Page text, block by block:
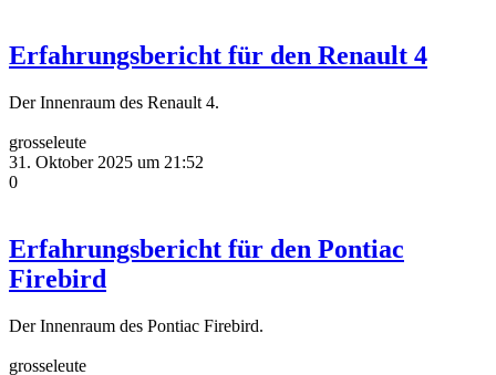
Erfahrungsbericht für den Renault 4
Der Innenraum des Renault 4.
grosseleute
31. Oktober 2025 um 21:52
0
Erfahrungsbericht für den Pontiac
Firebird
Der Innenraum des Pontiac Firebird.
grosseleute